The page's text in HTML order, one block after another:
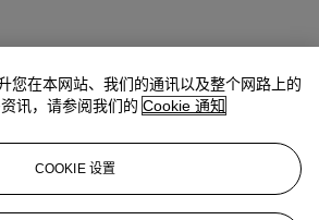
and 21st centuries
您在本网站、我们的通讯以及整个网路上的
讯，请参阅我们的 Cookie 通知
COOKIE 设置